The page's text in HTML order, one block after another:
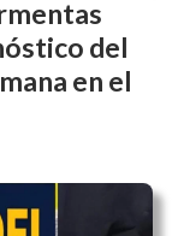
del
en el